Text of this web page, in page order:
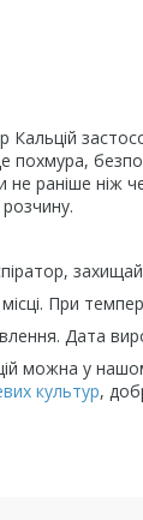
раніше ніж
При
Дата
можна у
культур,